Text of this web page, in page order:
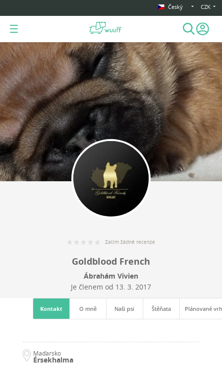
Český CZK
Zatím žádné recenze
Goldblood French
Ábrahám Vivien
Je členem od 13. 3. 2017
Kontakt O mně Naši psi Štěňata Plánované
Maďarsko
Érsekhalma